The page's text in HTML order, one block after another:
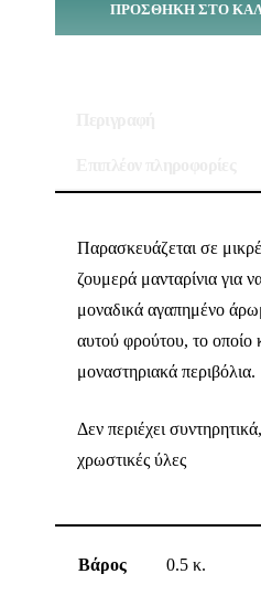
ΠΡΟΣΘΉΚΗ ΣΤΟ
Παρασκευάζεται σε
ζουμερά μανταρίνια για
μοναδικά αγαπημένο
αυτού φρούτου, το οποίο
μοναστηριακά περιβόλια.
Δεν περιέχει
χρωστικές ύλες
Βάρος 0.5 κ.